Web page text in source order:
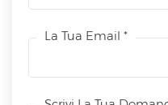
La Tua Email *